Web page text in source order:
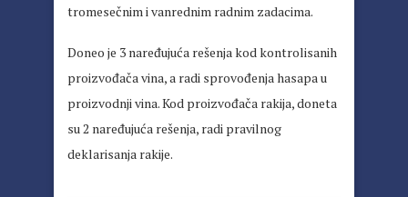
tromesečnim i vanrednim radnim zadacima.
Doneo je 3 naređujuća rešenja kod kontrolisanih
proizvođača vina, a radi sprovođenja hasapa u
proizvodnji vina. Kod proizvođača rakija, doneta
su 2 naređujuća rešenja, radi pravilnog
deklarisanja rakije.